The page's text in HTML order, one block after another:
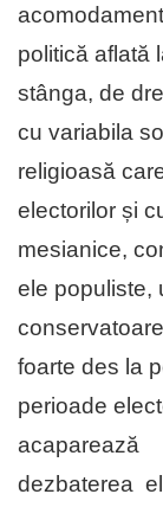
politică aflată
stânga, de
cu variabila
religioasă
electorilor și
mesianice,
ele populiste,
foarte des la
perioade
acaparează
dezbaterea